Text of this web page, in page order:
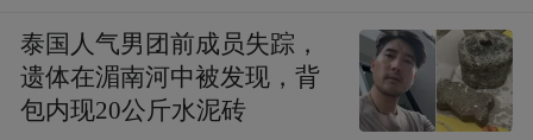
泰国人气男团前成员失踪，
遗体在湄南河中被发现，背
包内现20公斤水泥砖